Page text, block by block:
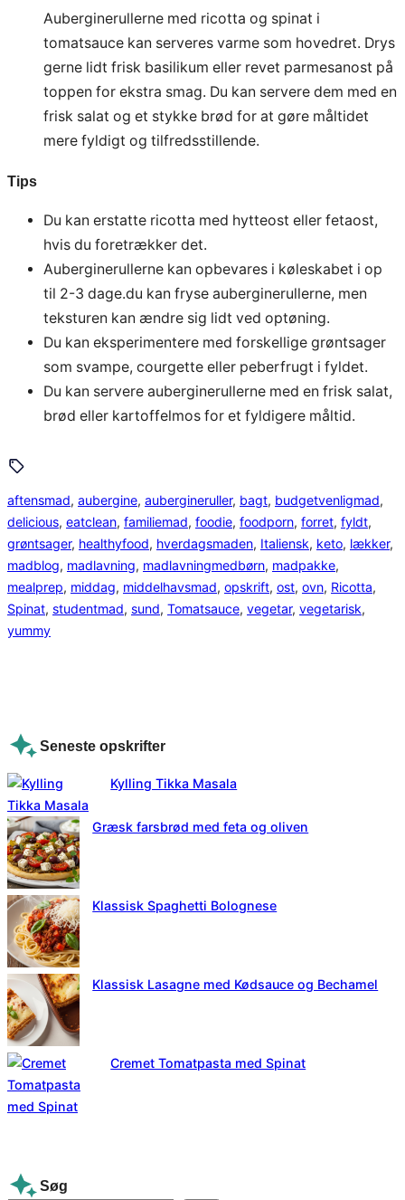
Auberginerullerne med ricotta og spinat i
tomatsauce kan serveres varme som hovedret. Drys
gerne lidt frisk basilikum eller revet parmesanost på
toppen for ekstra smag. Du kan servere dem med en
frisk salat og et stykke brød for at gøre måltidet
mere fyldigt og tilfredsstillende.
Tips
Du kan erstatte ricotta med hytteost eller fetaost,
hvis du foretrækker det.
Auberginerullerne kan opbevares i køleskabet i op
til 2-3 dage.du kan fryse auberginerullerne, men
teksturen kan ændre sig lidt ved optøning.
Du kan eksperimentere med forskellige grøntsager
som svampe, courgette eller peberfrugt i fyldet.
Du kan servere auberginerullerne med en frisk salat,
brød eller kartoffelmos for et fyldigere måltid.
aftensmad, aubergine, aubergineruller, bagt, budgetvenligmad
delicious, eatclean, familiemad, foodie, foodporn, forret, fyldt
grøntsager, healthyfood, hverdagsmaden, Italiensk, keto, lækker
madblog, madlavning, madlavningmedbørn, madpakke
mealprep, middag, middelhavsmad, opskrift, ost, ovn, Ricotta
Spinat, studentmad, sund, Tomatsauce, vegetar, vegetarisk
yummy
Seneste opskrifter
Kylling Tikka Masala
Græsk farsbrød med feta og oliven
Klassisk Spaghetti Bolognese
Klassisk Lasagne med Kødsauce og Bechamel
Cremet Tomatpasta med Spinat
Søg